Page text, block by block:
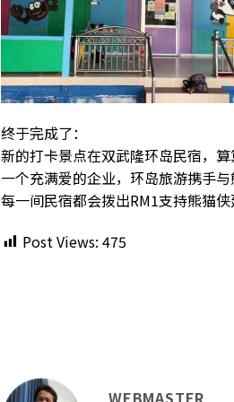
终于完成了：
新的打卡景点在双武隆环岛民宿，
一个充满爱的企业，环岛旅游携手
每一间民宿都会拨出RM1支持熊猫
Post Views: 475
WEBMASTER